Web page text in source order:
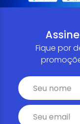
Fique por